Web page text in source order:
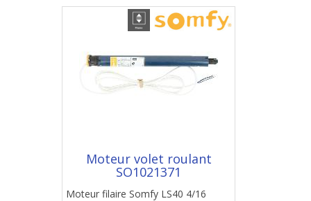
Moteur volet roulant
SO1021371
Moteur filaire Somfy LS40 4/16